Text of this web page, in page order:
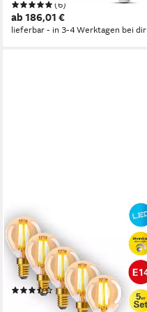
(6)
ab 186,01 €
lieferbar - in 3-4 Werktagen bei dir
NÄVE
LED-Leuchtmittel Dilly, E14, 5
St., Warmweiß, dimmbar,
2058 Kelvin
Produktdatenblatt
(23)
UVP 45,95 €